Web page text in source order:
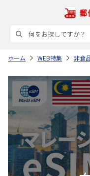
ホーム WEB特集 非食